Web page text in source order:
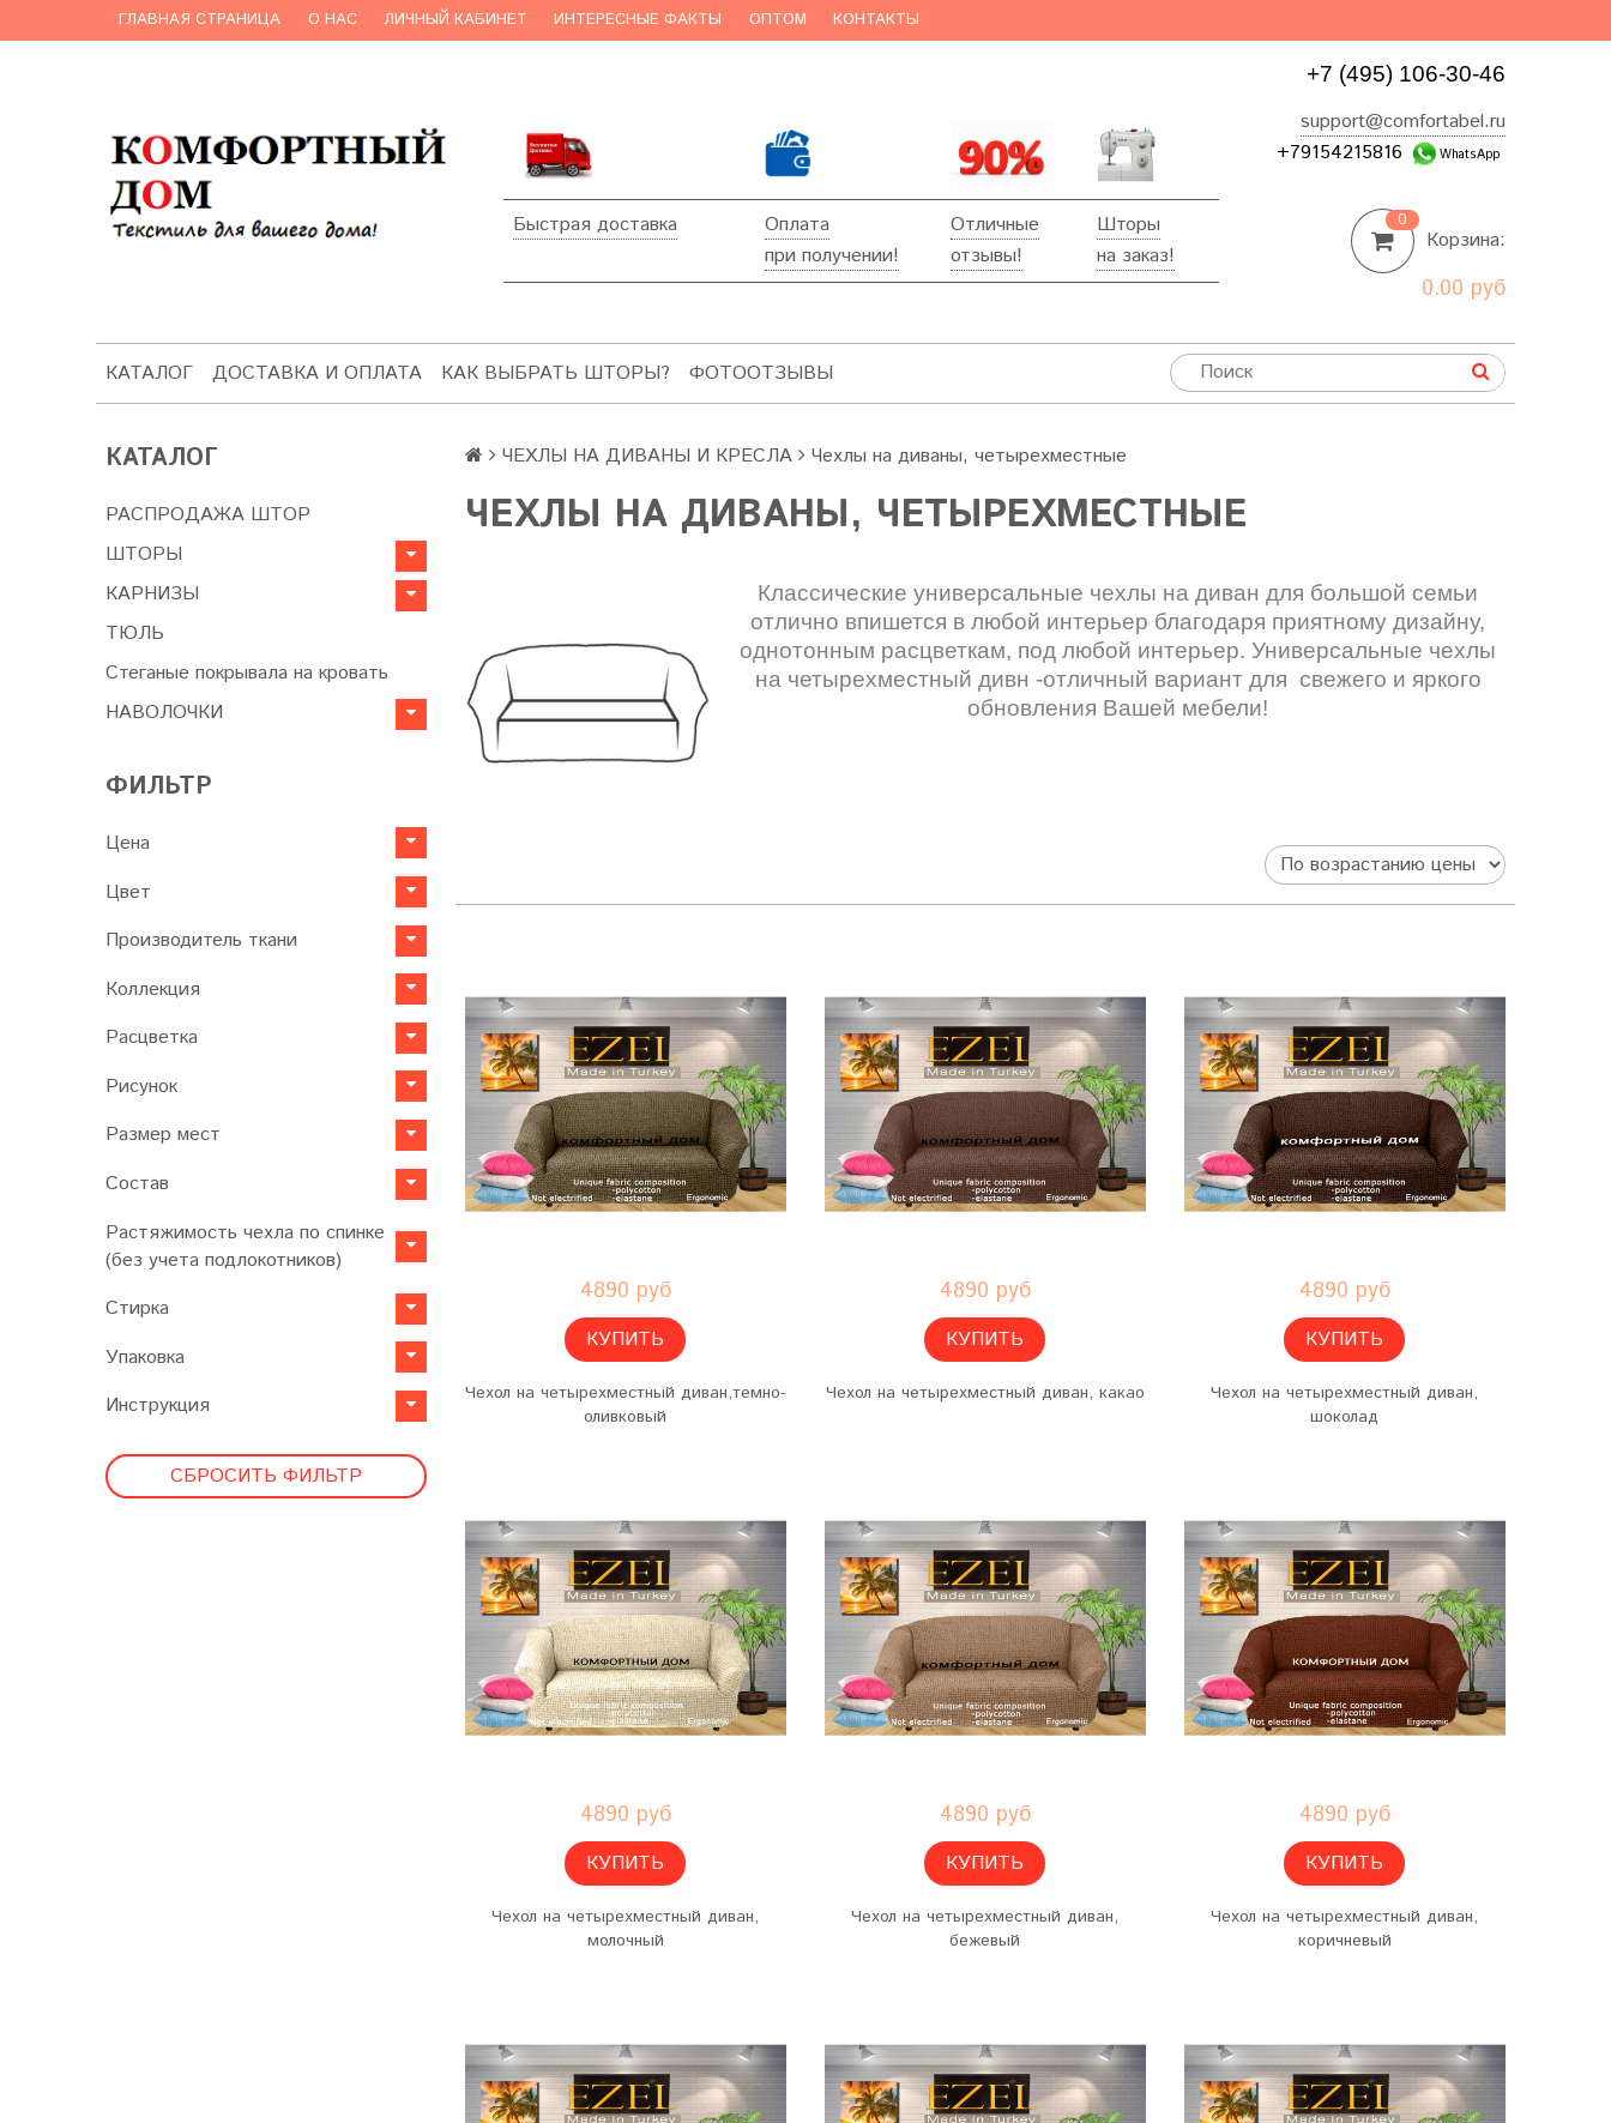
ГЛАВНАЯ СТРАНИЦА О НАС ЛИЧНЫЙ КАБИНЕТ ИНТЕРЕСНЫЕ ФАКТЫ ОПТОМ КОНТАКТЫ
Быстрая доставка
Оплата
при получении!
Отличные
отзывы!
Шторы
на заказ!
+7 (495) 106-30-46
support@comfortabel.ru
+79154215816
WhatsApp
0
Корзина:
0.00 руб
КАТАЛОГ ДОСТАВКА И ОПЛАТА КАК ВЫБРАТЬ ШТОРЫ? ФОТООТЗЫВЫ
КАТАЛОГ
РАСПРОДАЖА ШТОР
ШТОРЫ
КАРНИЗЫ
ТЮЛЬ
Стеганые покрывала на кровать
НАВОЛОЧКИ
ФИЛЬТР
Цена
Цвет
Производитель ткани
Коллекция
Расцветка
Рисунок
Размер мест
Состав
Растяжимость чехла по спинке
(без учета подлокотников)
Стирка
Упаковка
Инструкция
СБРОСИТЬ ФИЛЬТР
ЧЕХЛЫ НА ДИВАНЫ И КРЕСЛА Чехлы на диваны, четырехместные
ЧЕХЛЫ НА ДИВАНЫ, ЧЕТЫРЕХМЕСТНЫЕ
Классические универсальные чехлы на диван для большой семьи
отлично впишется в любой интерьер благодаря приятному дизайну,
однотонным расцветкам, под любой интерьер. Универсальные чехлы
на четырехместный дивн -отличный вариант для свежего и яркого
обновления Вашей мебели!
4890 руб
КУПИТЬ
Чехол на четырехместный диван,темно-
оливковый
4890 руб
КУПИТЬ
Чехол на четырехместный диван, какао
4890 руб
КУПИТЬ
Чехол на четырехместный диван,
шоколад
4890 руб
КУПИТЬ
Чехол на четырехместный диван,
молочный
4890 руб
КУПИТЬ
Чехол на четырехместный диван,
бежевый
4890 руб
КУПИТЬ
Чехол на четырехместный диван,
коричневый